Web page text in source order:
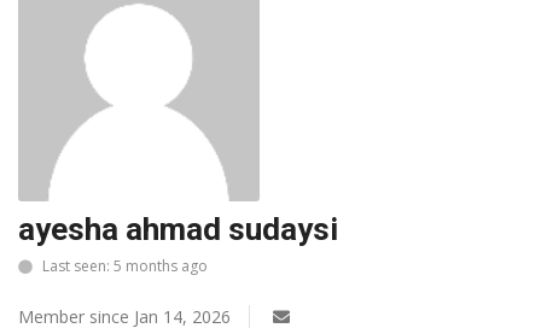
Daerah
Makan Bergizi
Warkop Digital
Pelanggaran
Ketertiban
ayesha ahmad sudaysi
Last seen: 5 months ago
Member since Jan 14, 2026